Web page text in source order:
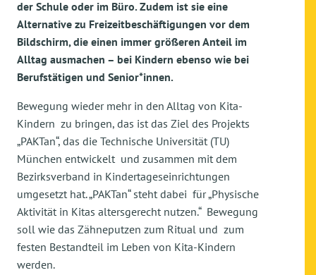
der Schule oder im Büro. Zudem ist sie eine
Alternative zu Freizeitbeschäftigungen vor dem
Bildschirm, die einen immer größeren Anteil im
Alltag ausmachen – bei Kindern ebenso wie bei
Berufstätigen und Senior*innen.
Bewegung wieder mehr in den Alltag von Kita-
Kindern zu bringen, das ist das Ziel des Projekts
„PAKTan“, das die Technische Universität (TU)
München entwickelt und zusammen mit dem
Bezirksverband in Kindertageseinrichtungen
umgesetzt hat. „PAKTan“ steht dabei für „Physische
Aktivität in Kitas altersgerecht nutzen.“ Bewegung
soll wie das Zähneputzen zum Ritual und zum
festen Bestandteil im Leben von Kita-Kindern
werden.